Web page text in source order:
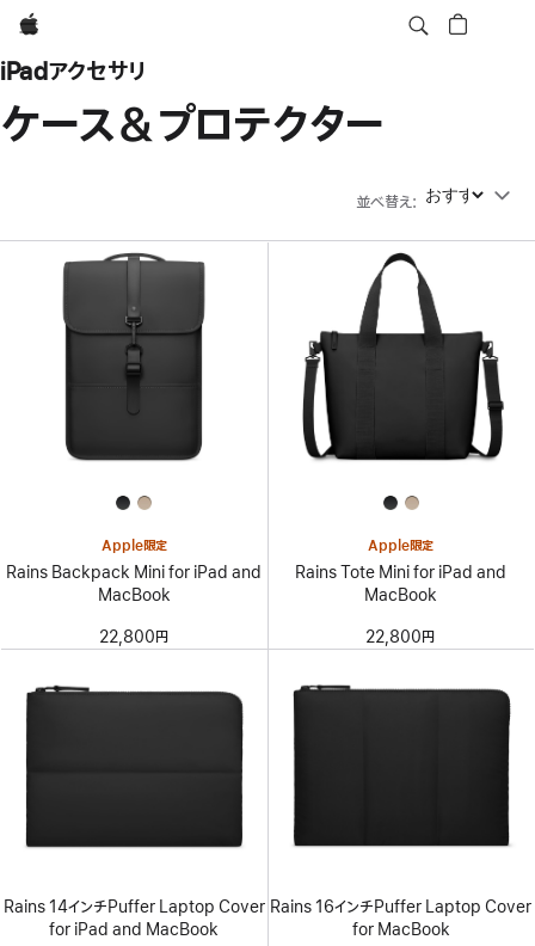
Apple
iPadアクセサリ
ケース＆プロテクター
並べ替え: 並べ替え
Apple限定
Rains Backpack Mini for iPad and
MacBook
22,800円
Apple限定
Rains Tote Mini for iPad and
MacBook
22,800円
Rains 14インチPuffer Laptop Cover
for iPad and MacBook
Rains 16インチPuffer Laptop Cover
for MacBook